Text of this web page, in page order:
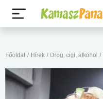
Főoldal / Hírek / Drog, cigi, alkohol /